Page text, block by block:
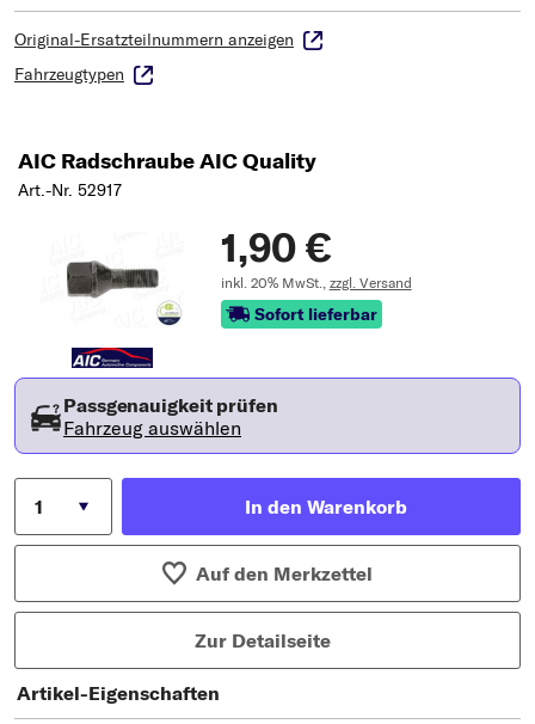
Original-Ersatzteilnummern anzeigen
Fahrzeugtypen
AIC Radschraube AIC Quality
Art.-Nr. 52917
1,90 €
inkl. 20% MwSt., zzgl. Versand
Sofort lieferbar
Passgenauigkeit prüfen
Fahrzeug auswählen
In den Warenkorb
Auf den Merkzettel
Zur Detailseite
Artikel-Eigenschaften